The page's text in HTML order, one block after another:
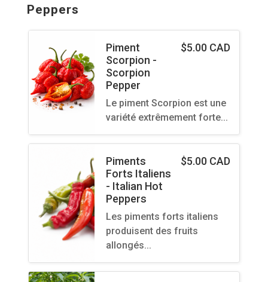
Peppers
Piment
Scorpion -
Scorpion
Pepper
$5.00 CAD
Le piment Scorpion est une
variété extrêmement forte…
Piments
Forts Italiens
- Italian Hot
Peppers
$5.00 CAD
Les piments forts italiens
produisent des fruits
allongés…